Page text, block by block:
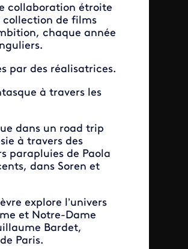
collaboration étroite
collection de films
chaque année
par des réalisatrices.
à travers les
dans un road trip
à travers des
parapluies de Paola
dans Soren et
explore l’univers
et Notre-Dame
Bardet,
Paris.